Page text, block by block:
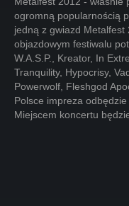
ogromną popularnością
jedną z gwiazd
objazdowym festiwalu
W.A.S.P., Kreator, In
Tranquility, Hypocrisy,
Powerwolf, Fleshgod
Polsce impreza
Miejscem koncertu